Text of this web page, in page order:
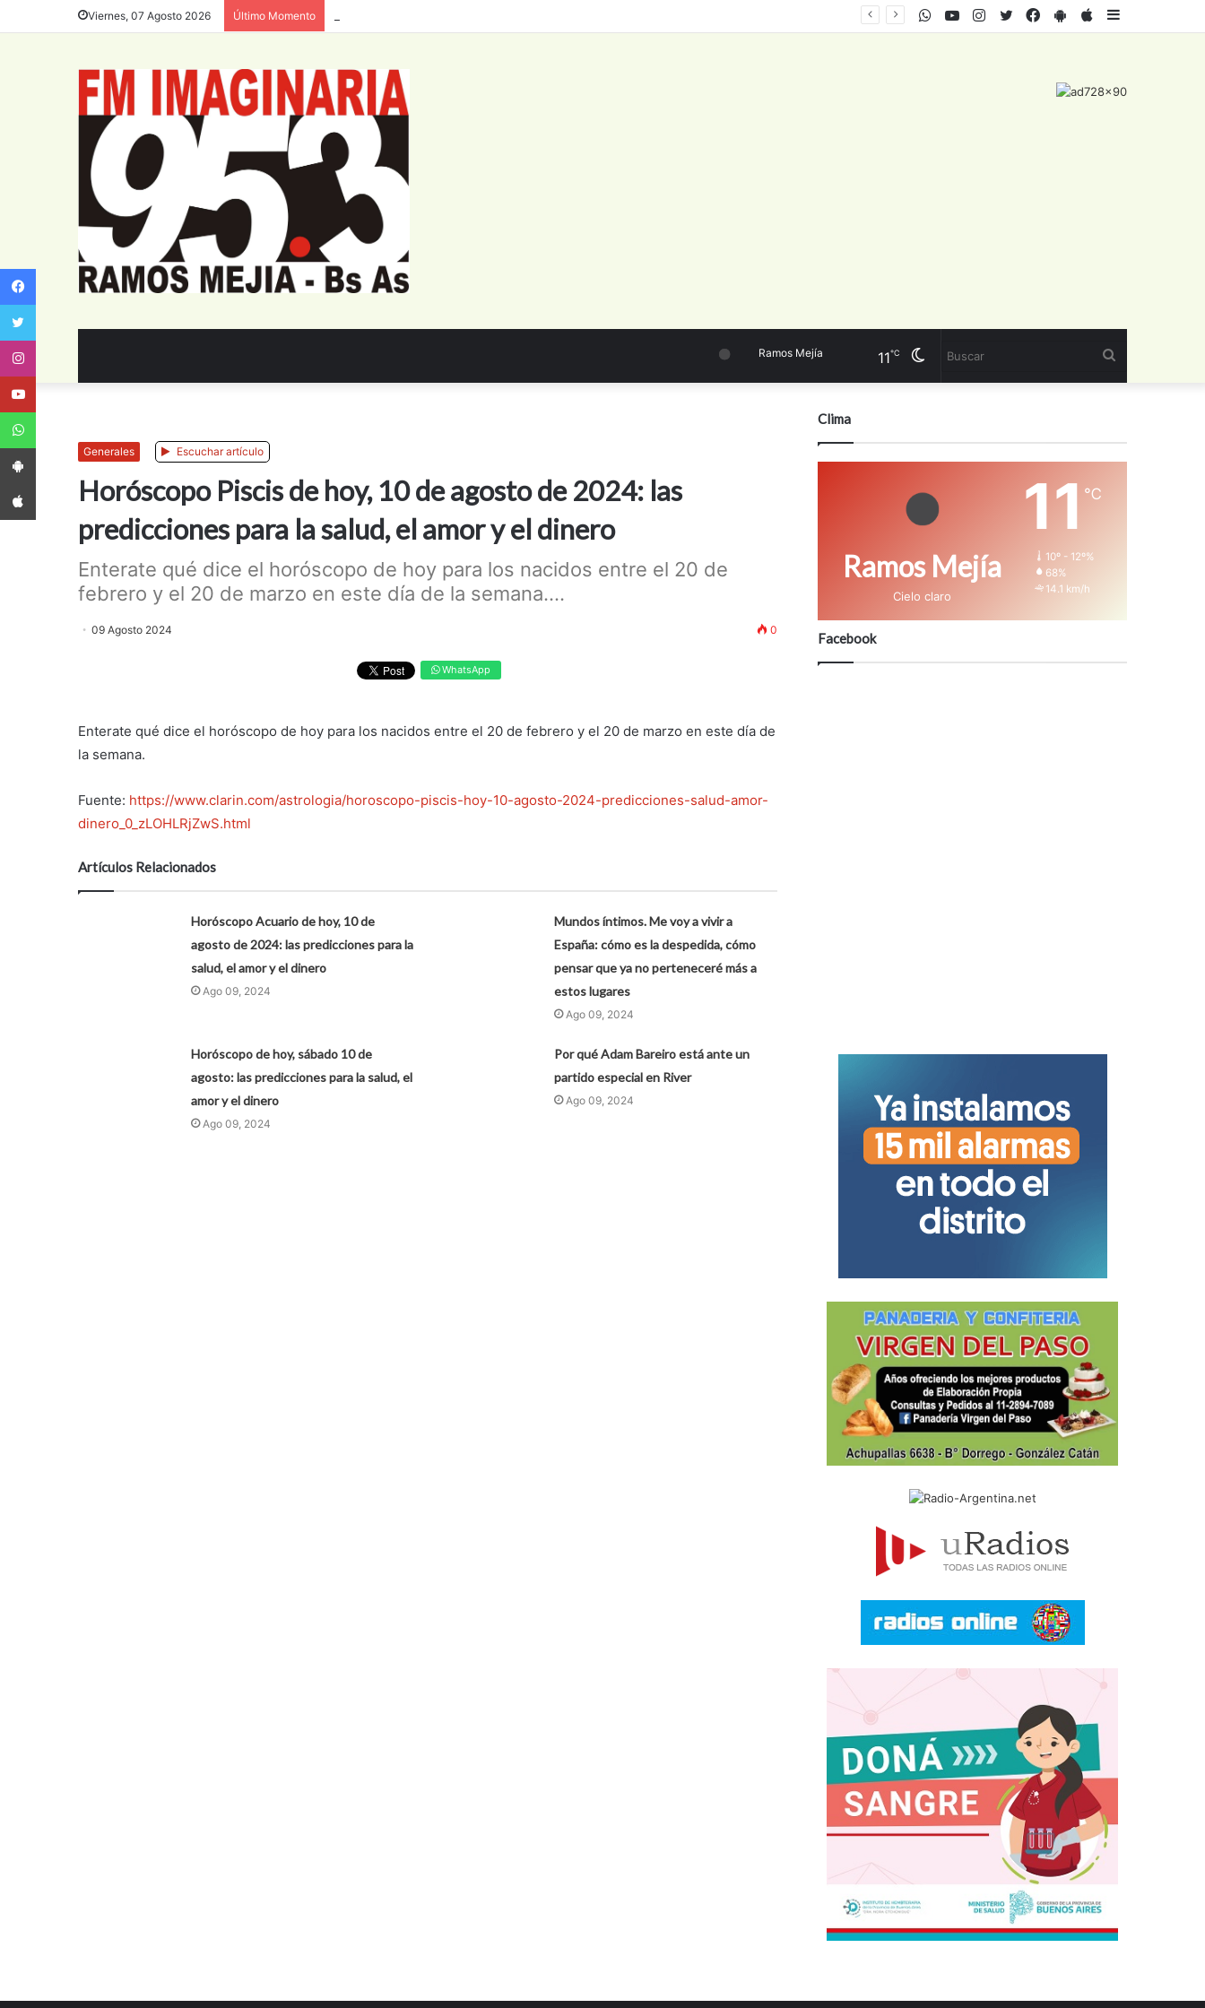
Viernes, 07 Agosto 2026 Último Momento AppStore
PlayStore
Facebook
Twitter
Instagram
Youtube
WhatsApp
Cambiar
Ramos Mejía 11℃
Generales Escuchar artículo
Horóscopo Piscis de hoy, 10 de agosto de 2024: las
predicciones para la salud, el amor y el dinero
Enterate qué dice el horóscopo de hoy para los nacidos entre el 20 de
febrero y el 20 de marzo en este día de la semana....
09 Agosto 2024 0
WhatsApp
Enterate qué dice el horóscopo de hoy para los nacidos entre el 20 de febrero y el 20 de marzo en este día de
la semana.
Fuente: https://www.clarin.com/astrologia/horoscopo-piscis-hoy-10-agosto-2024-predicciones-salud-amor-
dinero_0_zLOHLRjZwS.html
Artículos Relacionados
Horóscopo Acuario de hoy, 10 de
agosto de 2024: las predicciones para la
salud, el amor y el dinero
Ago 09, 2024
Mundos íntimos. Me voy a vivir a
España: cómo es la despedida, cómo
pensar que ya no perteneceré más a
estos lugares
Ago 09, 2024
Horóscopo de hoy, sábado 10 de
agosto: las predicciones para la salud, el
amor y el dinero
Ago 09, 2024
Por qué Adam Bareiro está ante un
partido especial en River
Ago 09, 2024
Clima
Ramos Mejía
Cielo claro
11 ℃
10º - 12º%
68%
14.1 km/h
Facebook
Facebook
App Android